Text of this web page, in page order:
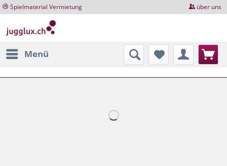
Spielmaterial Vermietung über uns
Menü